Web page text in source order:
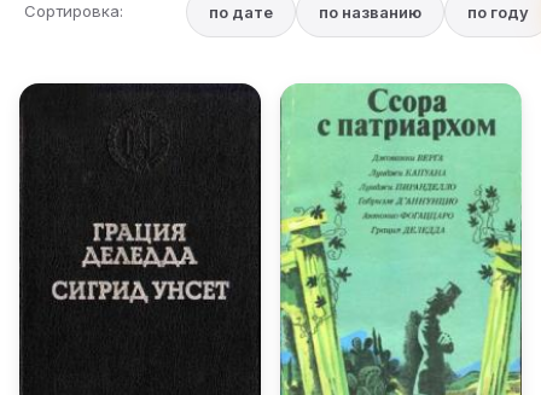
Сортировка: по дате по названию по году